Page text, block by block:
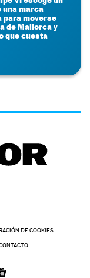
una marca
para moverse
de Mallorca y
que cuesta
DE COOKIES